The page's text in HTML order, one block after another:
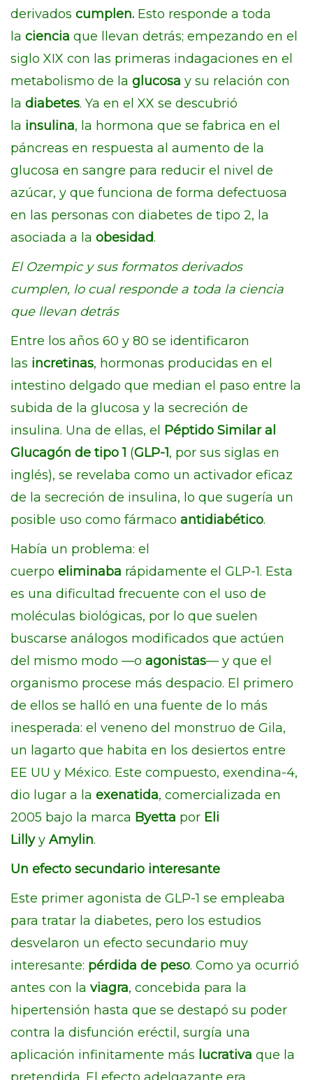
derivados cumplen. Esto responde a toda
la ciencia que llevan detrás; empezando en el
siglo XIX con las primeras indagaciones en el
metabolismo de la glucosa y su relación con
la diabetes. Ya en el XX se descubrió
la insulina, la hormona que se fabrica en el
páncreas en respuesta al aumento de la
glucosa en sangre para reducir el nivel de
azúcar, y que funciona de forma defectuosa
en las personas con diabetes de tipo 2, la
asociada a la obesidad.
El Ozempic y sus formatos derivados
cumplen, lo cual responde a toda la ciencia
que llevan detrás
Entre los años 60 y 80 se identificaron
las incretinas, hormonas producidas en el
intestino delgado que median el paso entre la
subida de la glucosa y la secreción de
insulina. Una de ellas, el Péptido Similar al
Glucagón de tipo 1 (GLP-1, por sus siglas en
inglés), se revelaba como un activador eficaz
de la secreción de insulina, lo que sugería un
posible uso como fármaco antidiabético.
Había un problema: el
cuerpo eliminaba rápidamente el GLP-1. Esta
es una dificultad frecuente con el uso de
moléculas biológicas, por lo que suelen
buscarse análogos modificados que actúen
del mismo modo —o agonistas— y que el
organismo procese más despacio. El primero
de ellos se halló en una fuente de lo más
inesperada: el veneno del monstruo de Gila,
un lagarto que habita en los desiertos entre
EE UU y México. Este compuesto, exendina-4,
dio lugar a la exenatida, comercializada en
2005 bajo la marca Byetta por Eli
Lillyy Amylin.
Un efecto secundario interesante
Este primer agonista de GLP-1 se empleaba
para tratar la diabetes, pero los estudios
desvelaron un efecto secundario muy
interesante: pérdida de peso. Como ya ocurrió
antes con la viagra, concebida para la
hipertensión hasta que se destapó su poder
contra la disfunción eréctil, surgía una
aplicación infinitamente más lucrativa que la